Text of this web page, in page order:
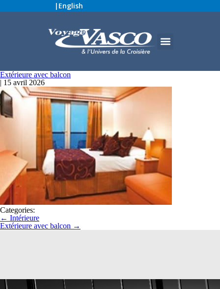
| English
Extérieure avec balcon
| 15 avril 2026
Categories:
← Intérieure
Extérieure avec balcon →